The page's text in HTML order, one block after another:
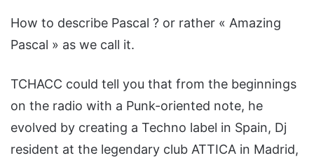
How to describe Pascal ? or rather « Amazing
Pascal » as we call it.
TCHACC could tell you that from the beginnings
on the radio with a Punk-oriented note, he
evolved by creating a Techno label in Spain, Dj
resident at the legendary club ATTICA in Madrid,